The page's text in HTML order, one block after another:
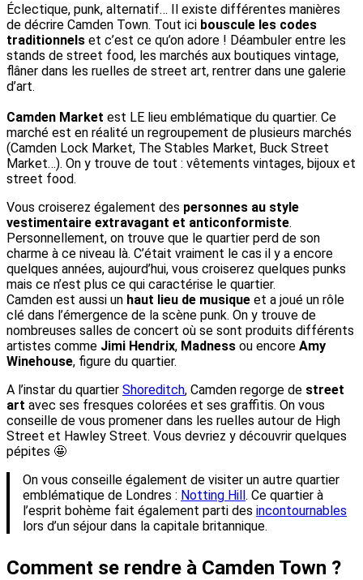
Éclectique, punk, alternatif… Il existe différentes manières
de décrire Camden Town. Tout ici bouscule les codes
traditionnels et c’est ce qu’on adore ! Déambuler entre les
stands de street food, les marchés aux boutiques vintage,
flâner dans les ruelles de street art, rentrer dans une galerie
d’art.
Camden Market est LE lieu emblématique du quartier. Ce
marché est en réalité un regroupement de plusieurs marchés
(Camden Lock Market, The Stables Market, Buck Street
Market…). On y trouve de tout : vêtements vintages, bijoux et
street food.
Vous croiserez également des personnes au style
vestimentaire extravagant et anticonformiste.
Personnellement, on trouve que le quartier perd de son
charme à ce niveau là. C’était vraiment le cas il y a encore
quelques années, aujourd’hui, vous croiserez quelques punks
mais ce n’est plus ce qui caractérise le quartier.
Camden est aussi un haut lieu de musique et a joué un rôle
clé dans l’émergence de la scène punk. On y trouve de
nombreuses salles de concert où se sont produits différents
artistes comme Jimi Hendrix, Madness ou encore Amy
Winehouse, figure du quartier.
A l’instar du quartier Shoreditch, Camden regorge de street
art avec ses fresques colorées et ses graffitis. On vous
conseille de vous promener dans les ruelles autour de High
Street et Hawley Street. Vous devriez y découvrir quelques
pépites 🤩
On vous conseille également de visiter un autre quartier
emblématique de Londres : Notting Hill. Ce quartier à
l’esprit bohème fait également parti des incontournables
lors d’un séjour dans la capitale britannique.
Comment se rendre à Camden Town ?